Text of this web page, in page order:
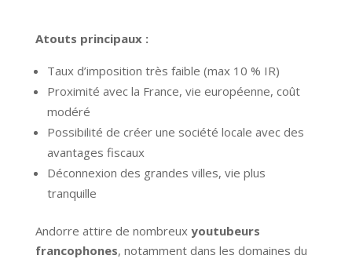
Atouts principaux :
Taux d’imposition très faible (max 10 % IR)
Proximité avec la France, vie européenne, coût
modéré
Possibilité de créer une société locale avec des
avantages fiscaux
Déconnexion des grandes villes, vie plus
tranquille
Andorre attire de nombreux youtubeurs
francophones, notamment dans les domaines du